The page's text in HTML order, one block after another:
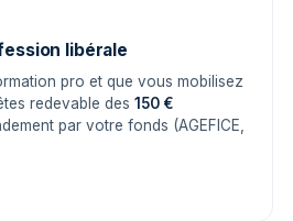
libérale
pro et que vous mobilisez
redevable des 150 €
par votre fonds (AGEFICE,